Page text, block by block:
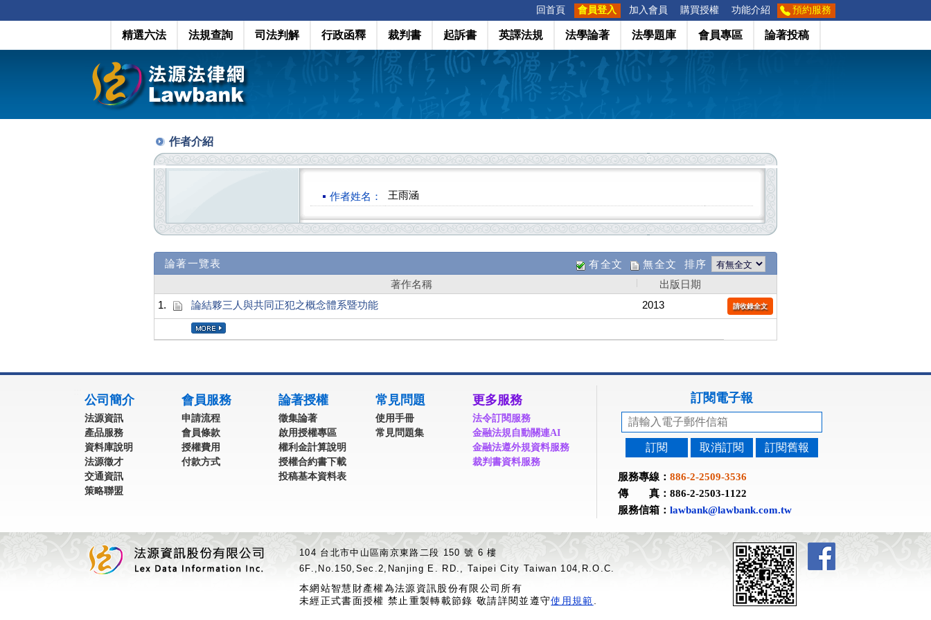
回首頁 會員登入 加入會員 購買授權 功能介紹 預約服務
精選六法 法規查詢 司法判解 行政函釋 裁判書 起訴書 英譯法規 法學論著 法學題庫 會員專區 論著投稿
作者介紹
作者姓名： 王雨涵
論著一覽表 有全文 無全文 排序
著作名稱
出版日期
1.
論結夥三人與共同正犯之概念體系暨功能 2013 請收錄全文
公司簡介
法源資訊
產品服務
資料庫說明
法源徵才
交通資訊
策略聯盟
會員服務
申請流程
會員條款
授權費用
付款方式
論著授權
徵集論著
啟用授權專區
權利金計算說明
授權合約書下載
投稿基本資料表
常見問題
使用手冊
常見問題集
更多服務
法令訂閱服務
金融法規自動關連AI
金融法遵外規資料服務
裁判書資料服務
訂閱電子報
訂閱 取消訂閱 訂閱舊報
服務專線： 886-2-2509-3536
傳 真：886-2-2503-1122
服務信箱： lawbank@lawbank.com.tw
104 台北市中山區南京東路二段 150 號 6 樓
6F.,No.150,Sec.2,Nanjing E. RD., Taipei City Taiwan 104,R.O.C.
本網站智慧財產權為法源資訊股份有限公司所有
未經正式書面授權 禁止重製轉載節錄 敬請詳閱並遵守使用規範